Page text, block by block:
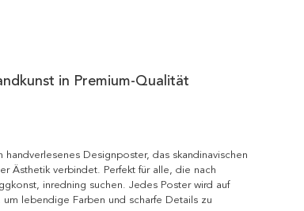
in Premium-Qualität
handverlesenes Designposter, das skandinavischen
Ästhetik verbindet. Perfekt für alle, die nach
inredning suchen. Jedes Poster wird auf
um lebendige Farben und scharfe Details zu